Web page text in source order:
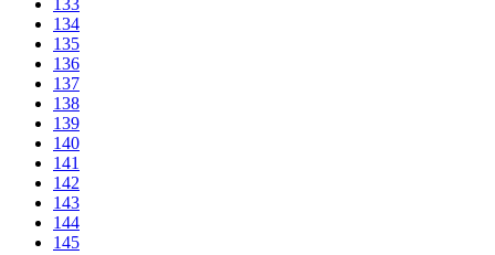
133
134
135
136
137
138
139
140
141
142
143
144
145